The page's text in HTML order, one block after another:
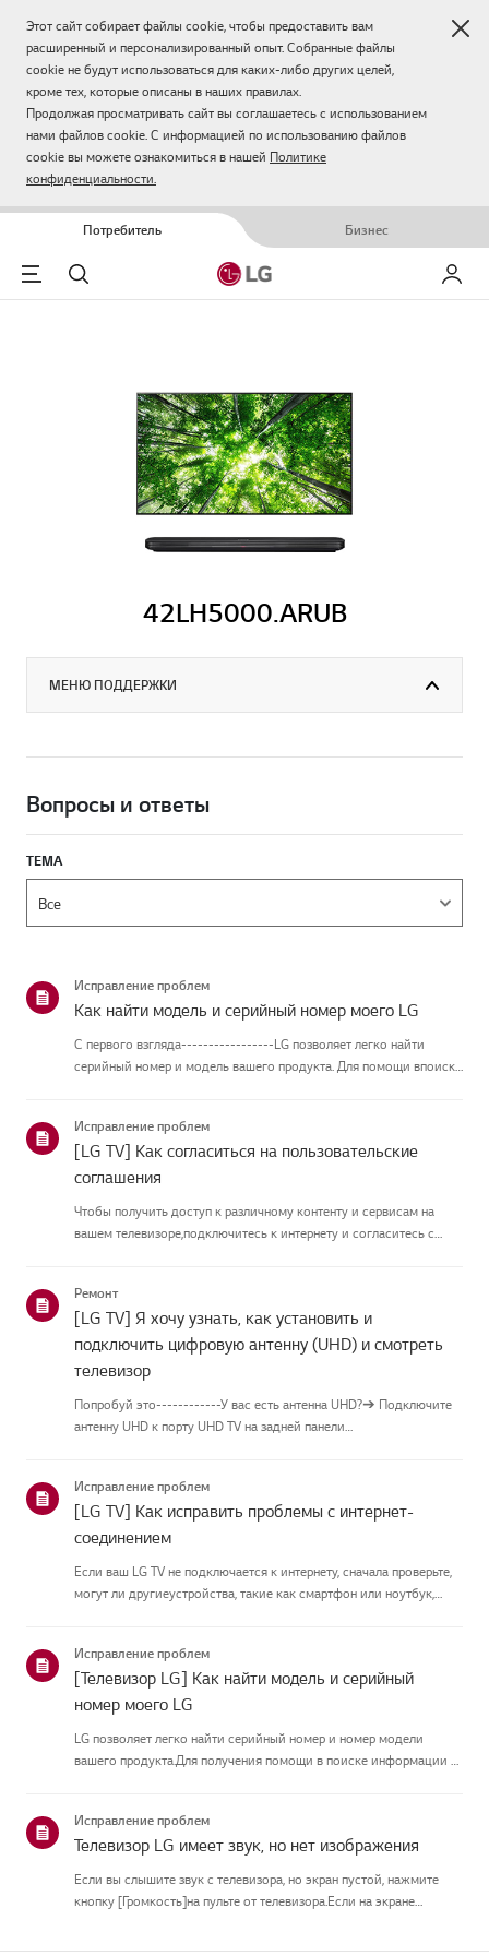
Этот сайт собирает файлы cookie, чтобы предоставить вам
расширенный и персонализированный опыт. Собранные файлы
cookie не будут использоваться для каких-либо других целей,
кроме тех, которые описаны в наших правилах.
Продолжая просматривать сайт вы соглашаетесь с использованием
нами файлов cookie. С информацией по использованию файлов
cookie вы можете ознакомиться в нашей Политике
конфиденциальности.
Потребитель Бизнес
Menu
Поиск Мой LG
42LH5000.ARUB
МЕНЮ ПОДДЕРЖКИ
Вопросы и ответы
ТЕМА
Исправление проблем
Как найти модель и серийный номер моего LG
С первого взгляда-----------------LG позволяет легко найти
серийный номер и модель вашего продукта. Для помощи впоиске
руководство создано...
Исправление проблем
[LG TV] Как согласиться на пользовательские
соглашения
Чтобы получить доступ к различному контенту и сервисам на
вашем телевизоре,подключитесь к интернету и согласитесь с
вашеготелевизора и ...
Ремонт
[LG TV] Я хочу узнать, как установить и
подключить цифровую антенну (UHD) и смотреть
телевизор
Попробуй это------------У вас есть антенна UHD?➔ Подключите
антенну UHD к порту UHD TV на задней панели
принимать UHD-сигн...
Исправление проблем
[LG TV] Как исправить проблемы с интернет-
соединением
Если ваш LG TV не подключается к интернету, сначала проверьте,
могут ли другиеустройства, такие как смартфон или ноутбук,
Исправление проблем
[Телевизор LG] Как найти модель и серийный
номер моего LG
LG позволяет легко найти серийный номер и номер модели
вашего продукта.Для получения помощи в поиске информации о
в следующем месте: * На...
Исправление проблем
Телевизор LG имеет звук, но нет изображения
Если вы слышите звук с телевизора, но экран пустой, нажмите
кнопку [Громкость]на пульте от телевизора.Если на экране